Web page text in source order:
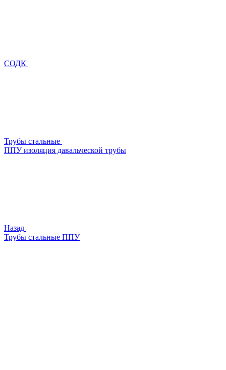
СОДК
Трубы стальные
ППУ изоляция давальческой трубы
Назад
Трубы стальные ППУ